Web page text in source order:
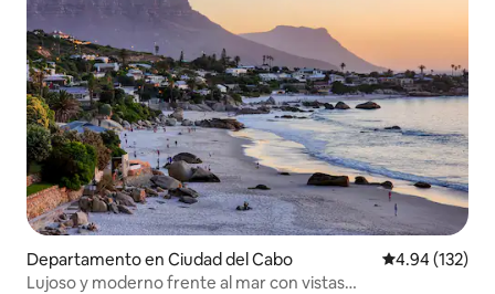
Departamento en Ciudad del Cabo Calificación
4.94 (132)
Lujoso y moderno frente al mar con vistas